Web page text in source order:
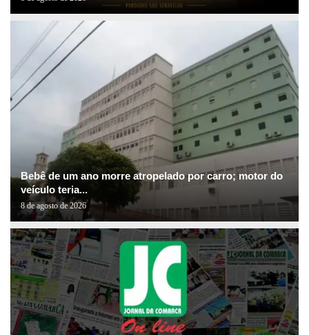
Bebê de um ano morre atropelado por carro; motor do
veículo teria...
8 de agosto de 2026